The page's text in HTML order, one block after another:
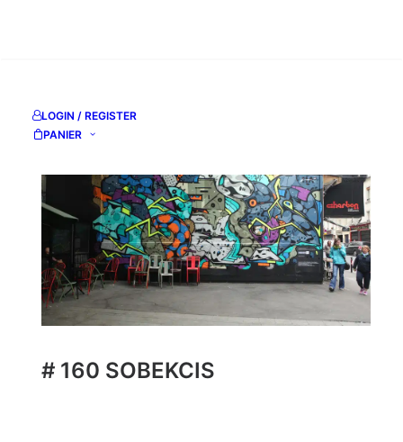
LOGIN / REGISTER
PANIER
# 160 SOBEKCIS